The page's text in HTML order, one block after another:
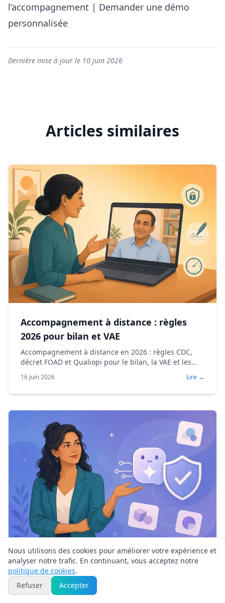
l’accompagnement | Demander une démo
personnalisée
Dernière mise à jour le 10 juin 2026
Articles similaires
Accompagnement à distance : règles
2026 pour bilan et VAE
Accompagnement à distance en 2026 : règles CDC,
décret FOAD et Qualiopi pour le bilan, la VAE et les
16 juin 2026 Lire →
AI Act : ce que l'IA change pour
l'accompagnement en 2026
AI Act : littératie IA déjà obligatoire, systèmes à haut
Nous utilisons des cookies pour améliorer votre expérience et
analyser notre trafic. En continuant, vous acceptez notre
politique de cookies.
Refuser
Accepter